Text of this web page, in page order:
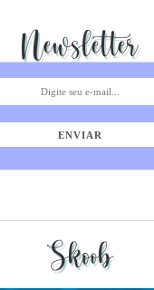
Newsletter
Skoob